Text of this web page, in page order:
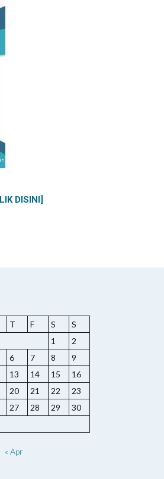
DISINI]
T F S
S
1
2
6 7 8
9
13 14 15
16
20 21 22
23
27 28 29
30
« Apr